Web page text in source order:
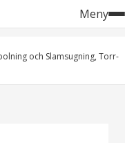
Meny
och Slamsugning, Torr-